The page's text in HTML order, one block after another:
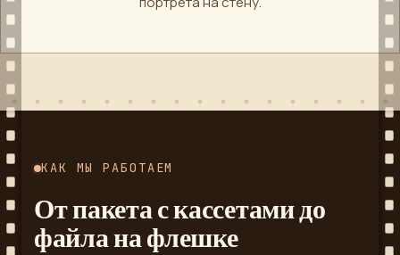
КАК МЫ РАБОТАЕМ
От пакета с кассетами до
файла на флешке